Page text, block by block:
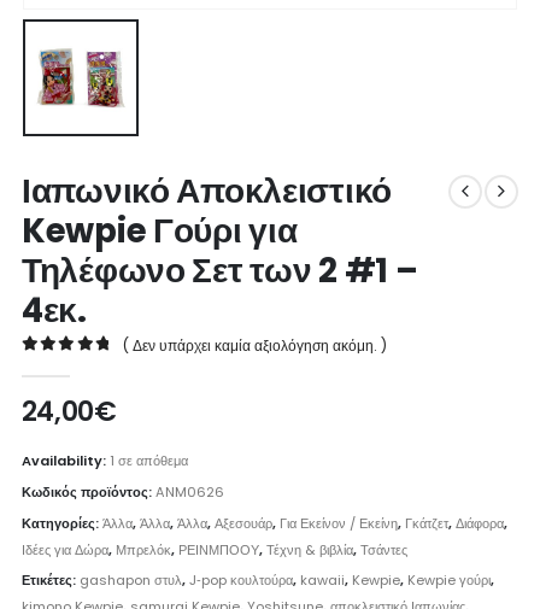
Ιαπωνικό Αποκλειστικό
Kewpie Γούρι για
Τηλέφωνο Σετ των 2 #1 –
4εκ.
( Δεν υπάρχει καμία αξιολόγηση ακόμη. )
24,00€
Availability: 1 σε απόθεμα
Κωδικός προϊόντος:ANM0626
Κατηγορίες:Άλλα,Άλλα,Άλλα,Αξεσουάρ, Για Εκείνον / Εκείνη, Γκάτζετ,Διάφορα,
Ιδέες για Δώρα, Μπρελόκ, ΡΕΙΝΜΠΟΟΥ,Τέχνη & βιβλία,Τσάντες
Ετικέτες: gashapon στυλ,J‑pop κουλτούρα, kawaii, Kewpie, Kewpie γούρι,